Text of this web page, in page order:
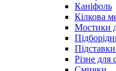
Каніфоль
Кілкова
Мостики
Різне для